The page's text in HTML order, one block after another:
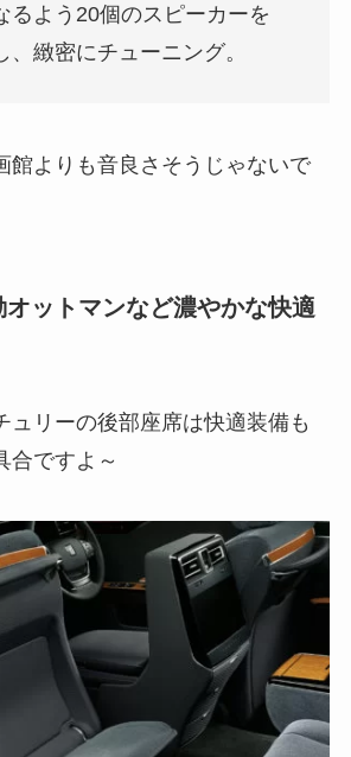
るよう20個のスピーカーを
、緻密にチューニング。
館よりも音良さそうじゃないで
ットマンなど濃やかな快適
ュリーの後部座席は快適装備も
合ですよ～